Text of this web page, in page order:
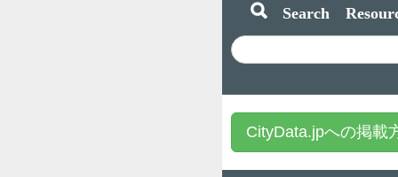
Search
CityData.jpへの掲載